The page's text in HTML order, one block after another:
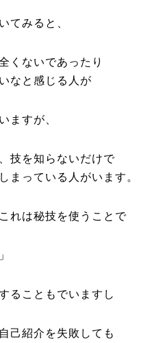
てみると、
くないであったり
なと感じる人が
ますが、
技を知らないだけで
まっている人がいます。
れは秘技を使うことで
ることもでいますし
己紹介を失敗しても